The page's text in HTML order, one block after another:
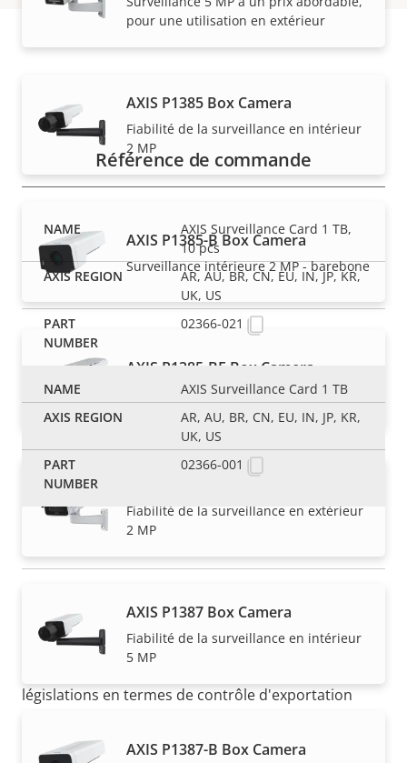
pour une utilisation en extérieur
AXIS P1385 Box Camera
Fiabilité de la surveillance en intérieur
2 MP
AXIS P1385-B Box Camera
Surveillance intérieure 2 MP - barebone
AXIS P1385-BE Box Camera
Surveillance extérieure 2 MP - barebone
Fiabilité de la surveillance en extérieur
2 MP
AXIS P1387 Box Camera
Fiabilité de la surveillance en intérieur
5 MP
AXIS P1387-B Box Camera
Références
Référence de commande
AXIS Surveillance Card 1 TB,
10 pcs
AR, AU, BR, CN, EU, IN, JP, KR,
UK, US
02366-021
AXIS Surveillance Card 1 TB
AR, AU, BR, CN, EU, IN, JP, KR,
UK, US
02366-001
Les produits Axis peuvent être soumis à de
réglementations de contrôle d'exportation
législations en termes de contrôle d'exportation
conformation concernant l''exportation pour votre